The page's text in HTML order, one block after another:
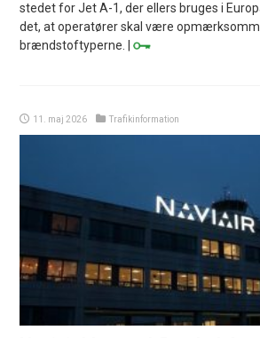
stedet for Jet A-1, der ellers bruges i
det, at operatører skal være
brændstoftyperne. |
11. maj 2026 Trafikinformation